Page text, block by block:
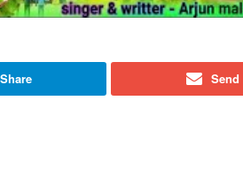
Share Send